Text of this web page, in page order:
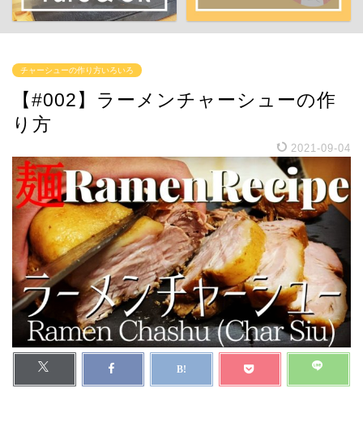
チャーシューの作り方いろいろ
【#002】ラーメンチャーシューの作
り方
2021-09-04